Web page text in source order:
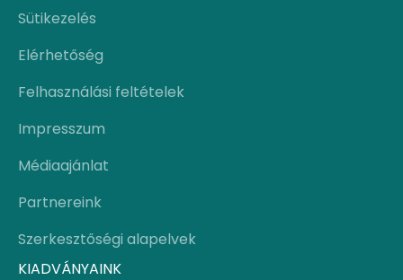
Sütikezelés
Elérhetőség
Felhasználási feltételek
Impresszum
Médiaajánlat
Partnereink
Szerkesztőségi alapelvek
KIADVÁNYAINK